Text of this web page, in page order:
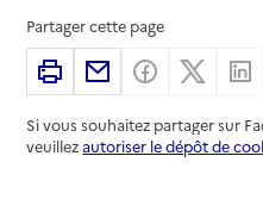
Partager cette page
ImprimerPartager par email
Partager
Si vous souhaitez partager sur
veuillezautoriser le dépôt de